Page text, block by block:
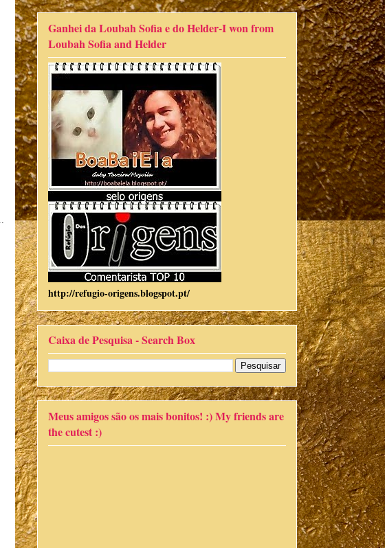
Ganhei da Loubah Sofia e do Helder-I won from
Loubah Sofia and Helder
http://refugio-origens.blogspot.pt/
Caixa de Pesquisa - Search Box
Meus amigos são os mais bonitos! :) My friends are
the cutest :)